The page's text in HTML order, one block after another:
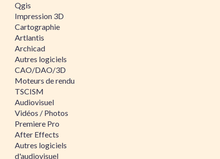
Qgis
Impression 3D
Cartographie
Artlantis
Archicad
Autres logiciels
CAO/DAO/3D
Moteurs de rendu
TSCISM
Audiovisuel
Vidéos / Photos
Premiere Pro
After Effects
Autres logiciels
d'audiovisuel